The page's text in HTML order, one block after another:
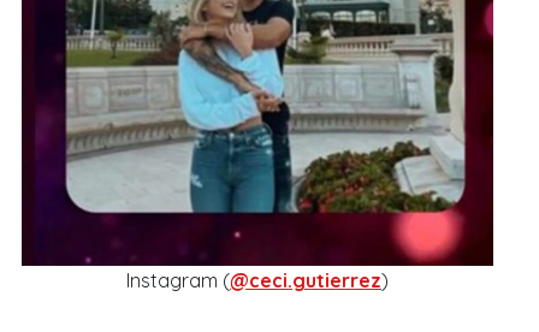
Instagram (@ceci.gutierrez)